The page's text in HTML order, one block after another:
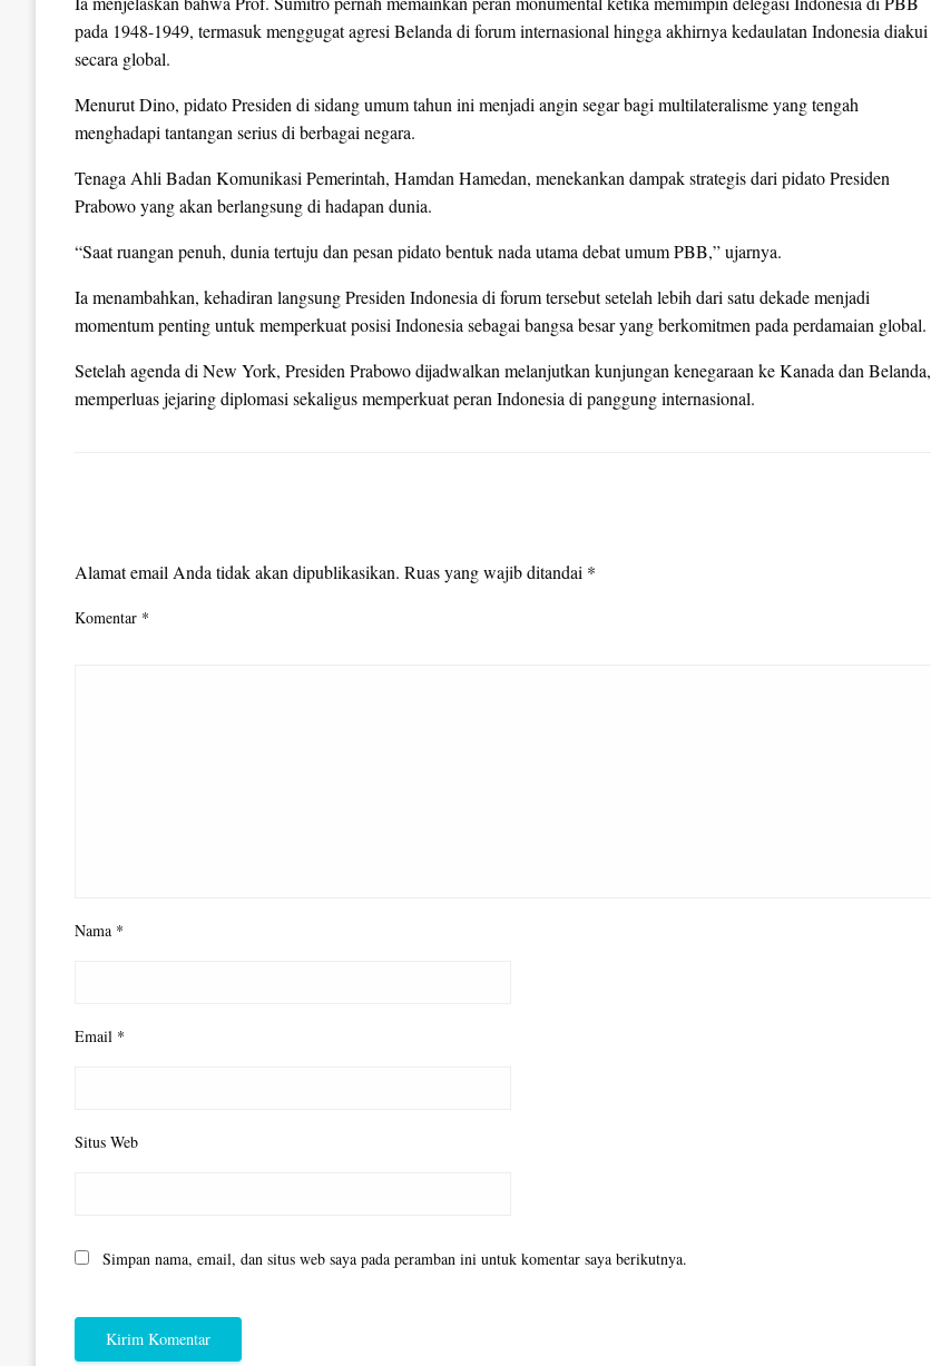
pada 1948-1949, termasuk menggugat agresi Belanda di forum internasional hingga akhirnya kedaulatan Indonesia diakui
secara global.
Menurut Dino, pidato Presiden di sidang umum tahun ini menjadi angin segar bagi multilateralisme yang tengah
menghadapi tantangan serius di berbagai negara.
Tenaga Ahli Badan Komunikasi Pemerintah, Hamdan Hamedan, menekankan dampak strategis dari pidato Presiden
Prabowo yang akan berlangsung di hadapan dunia.
“Saat ruangan penuh, dunia tertuju dan pesan pidato bentuk nada utama debat umum PBB,” ujarnya.
Ia menambahkan, kehadiran langsung Presiden Indonesia di forum tersebut setelah lebih dari satu dekade menjadi
momentum penting untuk memperkuat posisi Indonesia sebagai bangsa besar yang berkomitmen pada perdamaian global.
Setelah agenda di New York, Presiden Prabowo dijadwalkan melanjutkan kunjungan kenegaraan ke Kanada dan Belanda,
memperluas jejaring diplomasi sekaligus memperkuat peran Indonesia di panggung internasional.
Alamat email Anda tidak akan dipublikasikan. Ruas yang wajib ditandai *
Komentar *
Nama *
Email *
Situs Web
Simpan nama, email, dan situs web saya pada peramban ini untuk komentar saya berikutnya.